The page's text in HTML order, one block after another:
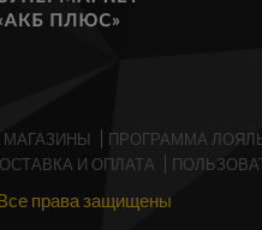
ПРОГРАММА
И ОПЛАТА
права защищены